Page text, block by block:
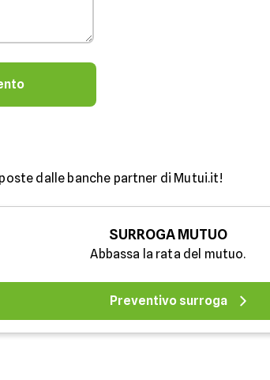
dalle banche partner di Mutui.it!
SURROGA MUTUO
Abbassa la rata del mutuo.
Preventivo surroga